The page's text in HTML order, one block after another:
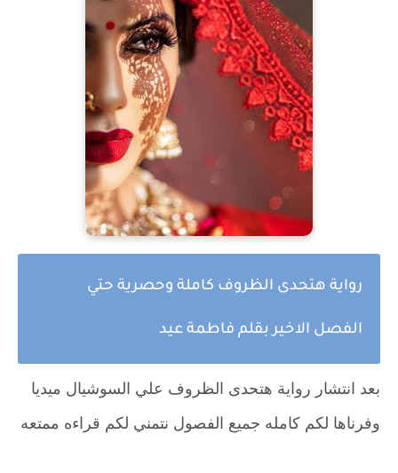
رواية هتحدى الظروف كاملة وحصرية حتي
الفصل الاخير بقلم فاطمة عيد
بعد انتشار رواية هتحدى الظروف علي السوشيال ميديا
وفرناها لكم كامله جميع الفصول نتمني لكم قراءه ممتعه